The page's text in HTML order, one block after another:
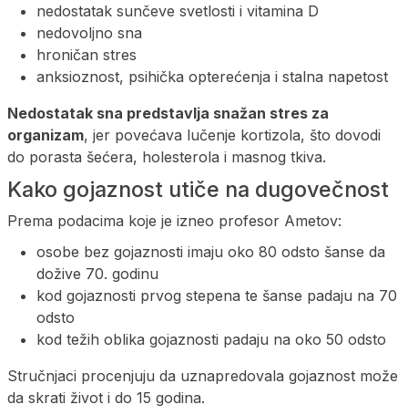
nedostatak sunčeve svetlosti i vitamina D
nedovoljno sna
hroničan stres
anksioznost, psihička opterećenja i stalna napetost
Nedostatak sna predstavlja snažan stres za
organizam, jer povećava lučenje kortizola, što dovodi
do porasta šećera, holesterola i masnog tkiva.
Kako gojaznost utiče na dugovečnost
Prema podacima koje je izneo profesor Ametov:
osobe bez gojaznosti imaju oko 80 odsto šanse da
dožive 70. godinu
kod gojaznosti prvog stepena te šanse padaju na 70
odsto
kod težih oblika gojaznosti padaju na oko 50 odsto
Stručnjaci procenjuju da uznapredovala gojaznost može
da skrati život i do 15 godina.